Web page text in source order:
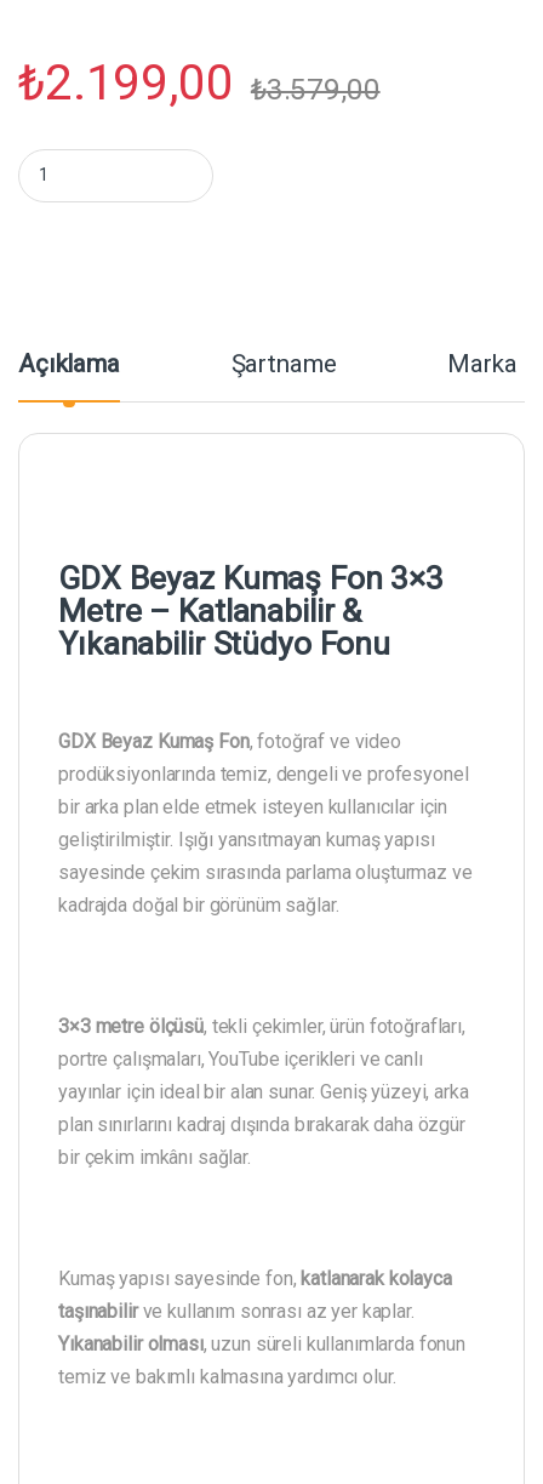
₺2.199,00 ₺3.579,00
Gdx Kumaş Fon Beyaz (3x3 Metre) Katlanabilir / Yıkanabilir
Açıklama Şartname Marka
GDX Beyaz Kumaş Fon 3×3
Metre – Katlanabilir &
Yıkanabilir Stüdyo Fonu
GDX Beyaz Kumaş Fon, fotoğraf ve video
prodüksiyonlarında temiz, dengeli ve profesyonel
bir arka plan elde etmek isteyen kullanıcılar için
geliştirilmiştir. Işığı yansıtmayan kumaş yapısı
sayesinde çekim sırasında parlama oluşturmaz ve
kadrajda doğal bir görünüm sağlar.
3×3 metre ölçüsü, tekli çekimler, ürün fotoğrafları,
portre çalışmaları, YouTube içerikleri ve canlı
yayınlar için ideal bir alan sunar. Geniş yüzeyi, arka
plan sınırlarını kadraj dışında bırakarak daha özgür
bir çekim imkânı sağlar.
Kumaş yapısı sayesinde fon, katlanarak kolayca
taşınabilirve kullanım sonrası az yer kaplar.
Yıkanabilir olması, uzun süreli kullanımlarda fonun
temiz ve bakımlı kalmasına yardımcı olur.